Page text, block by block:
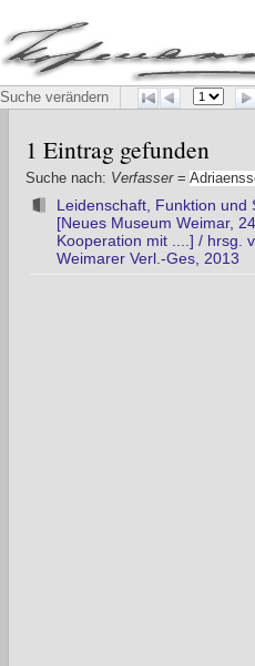
Suche verändern
1 Eintrag gefunden
Suche nach: Verfasser=
Leidenschaft, Funktion und
[Neues Museum Weimar,
Kooperation mit ....] / hrsg.
Weimarer Verl.-Ges, 2013